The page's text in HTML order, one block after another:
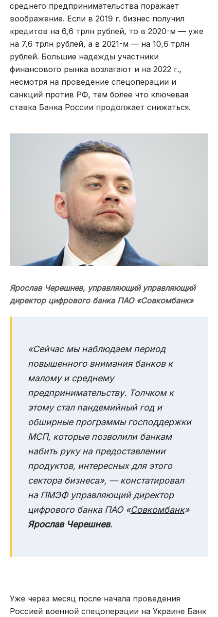
среднего предпринимательства поражает
воображение. Если в 2019 г. бизнес получил
кредитов на 6,6 трлн рублей, то в 2020-м — уже
на 7,6 трлн рублей, а в 2021-м — на 10,6 трлн
рублей. Большие надежды участники
финансового рынка возлагают и на 2022 г.,
несмотря на проведение спецоперации и
санкций против РФ, тем более что ключевая
ставка Банка России продолжает снижаться.
Ярослав Черешнев, управляющий управляющий
директор цифрового банка ПАО «Совкомбанк»
«Сейчас мы наблюдаем период
повышенного внимания банков к
малому и среднему
предпринимательству. Толчком к
этому стал пандемийный год и
обширные программы господдержки
МСП, которые позволили банкам
набить руку на предоставлении
продуктов, интересных для этого
сектора бизнеса», — констатировал
на ПМЭФ управляющий директор
цифрового банка ПАО «Совкомбанк»
Ярослав Черешнев.
Уже через месяц после начала проведения
Россией военной спецоперации на Украине Банк